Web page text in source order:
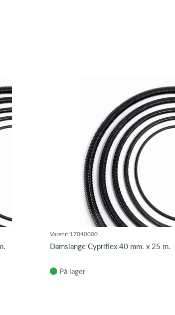
Varenr: 17040000
Damslange Cypriflex 40 mm. x 25 m.
På lager